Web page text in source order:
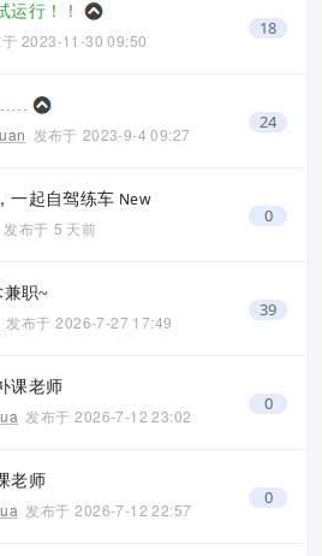
18
运行！！
2023-11-30 09:50
24
……
发布于 2023-9-4 09:27
0
一起自驾练车 New
发布于 5 天前
39
职~
发布于 2026-7-27 17:49
0
课老师
发布于 2026-7-12 23:02
0
老师
发布于 2026-7-12 22:57